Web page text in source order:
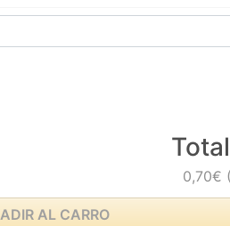
0,70€
AL CARRO